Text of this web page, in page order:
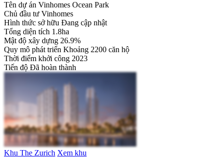
Tên dự án Vinhomes Ocean Park
Chủ đầu tư Vinhomes
Hình thức sở hữu Đang cập nhật
Tổng diện tích 1.8ha
Mật độ xây dựng 26.9%
Quy mô phát triển Khoảng 2200 căn hộ
Thời điểm khởi công 2023
Tiến độ Đã hoàn thành
Khu The Zurich Xem khu